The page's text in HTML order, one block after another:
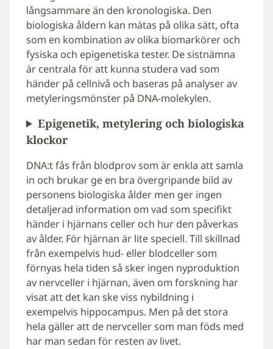
långsammare än den kronologiska. Den
biologiska åldern kan mätas på olika sätt, ofta
som en kombination av olika biomarkörer och
fysiska och epigenetiska tester. De sistnämna
är centrala för att kunna studera vad som
händer på cellnivå och baseras på analyser av
metyleringsmönster på DNA-molekylen.
Epigenetik, metylering och biologiska
klockor
DNA:t fås från blodprov som är enkla att samla
in och brukar ge en bra övergripande bild av
personens biologiska ålder men ger ingen
detaljerad information om vad som specifikt
händer i hjärnans celler och hur den påverkas
av ålder. För hjärnan är lite speciell. Till skillnad
från exempelvis hud- eller blodceller som
förnyas hela tiden så sker ingen nyproduktion
av nervceller i hjärnan, även om forskning har
visat att det kan ske viss nybildning i
exempelvis hippocampus. Men på det stora
hela gäller att de nervceller som man föds med
har man sedan för resten av livet.